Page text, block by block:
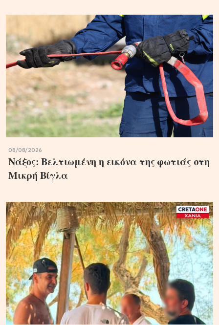
08/08/2026
Νάξος: Βελτιωμένη η εικόνα της φωτιάς στη
Μικρή Βίγλα